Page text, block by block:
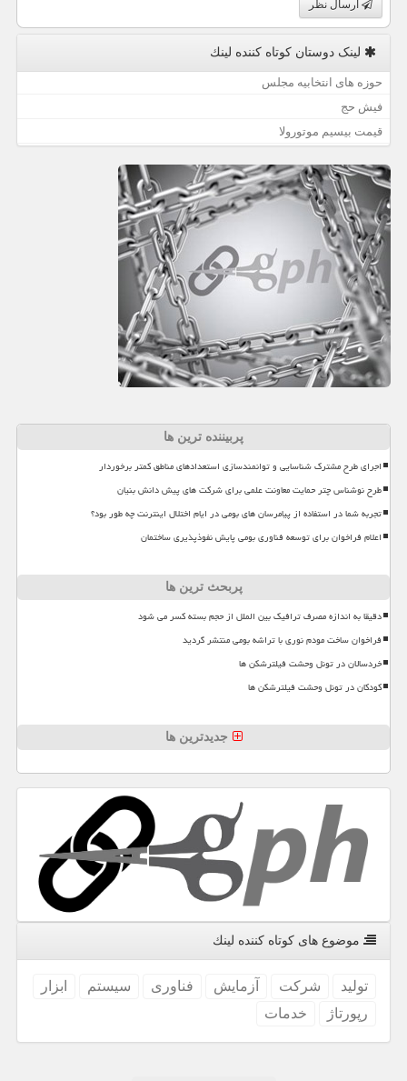
ارسال نظر
لینک دوستان كوتاه كننده لینك
حوزه های انتخابیه مجلس
فیش حج
قیمت بیسیم موتورولا
پربیننده ترین ها
اجرای طرح مشترک شناسایی و توانمندسازی استعدادهای مناطق کمتر برخوردار
طرح نوشناس چتر حمایت معاونت علمی برای شرکت های پیش دانش بنیان
تجربه شما در استفاده از پیامرسان های بومی در ایام اختلال اینترنت چه طور بود؟
اعلام فراخوان برای توسعه فناوری بومی پایش نفوذپذیری ساختمان
پربحث ترین ها
دقیقا به اندازه مصرف ترافیک بین الملل از حجم بسته کسر می شود
فراخوان ساخت مودم نوری با تراشه بومی منتشر گردید
خردسالان در تونل وحشت فیلترشکن ها
کودکان در تونل وحشت فیلترشکن ها
جدیدترین ها
موضوع های كوتاه كننده لینك
تولید شركت آزمایش فناوری سیستم
ابزار
رپورتاژ
خدمات